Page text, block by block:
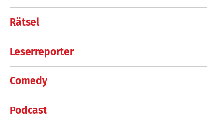
Rätsel
Leserreporter
Comedy
Podcast